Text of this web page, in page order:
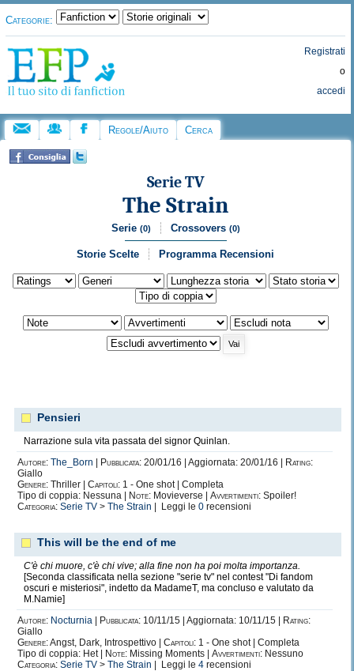
Categorie:
Registrati
o
accedi
Regole/Aiuto Cerca
Serie TV
The Strain
Serie (0) Crossovers (0)
Storie Scelte Programma Recensioni
Pensieri
Narrazione sula vita passata del signor Quinlan.
Autore: The_Born Pubblicata: 20/01/16 | Aggiornata: 20/01/16 |
Rating:
Giallo
Genere: Thriller | Capitoli: 1 - One shot | Completa
Tipo di coppia: Nessuna |
Note: Movieverse | Avvertimenti: Spoiler!
Categoria: Serie TV > The Strain | Leggi le 0 recensioni
This will be the end of me
C'è chi muore, c'è chi vive; alla fine non ha poi molta importanza.
[Seconda classificata nella sezione "serie tv" nel contest "Di fandom
oscuri e misteriosi", indetto da MadameT, ma concluso e valutato da
M.Namie]
Autore: Nocturnia Pubblicata: 10/11/15 | Aggiornata: 10/11/15 |
Rating:
Giallo
Genere:Angst, Dark, Introspettivo | Capitoli: 1 - One shot | Completa
Tipo di coppia: Het |
Note: Missing Moments | Avvertimenti: Nessuno
Categoria: Serie TV > The Strain | Leggi le 4 recensioni